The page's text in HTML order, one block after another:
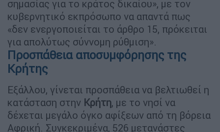
σημασίας για το κράτος δικαίου», με τον
κυβερνητικό εκπρόσωπο να απαντά πως
«δεν ενεργοποιείται το άρθρο 15, πρόκειται
για απολύτως σύννομη ρύθμιση».
Προσπάθεια αποσυμφόρησης της
Κρήτης
Εξάλλου, γίνεται προσπάθεια να βελτιωθεί η
κατάσταση στην Κρήτη, με το νησί να
δέχεται μεγάλο όγκο αφίξεων από τη βόρεια
Αφρική. Συγκεκριμένα, 526 μετανάστες